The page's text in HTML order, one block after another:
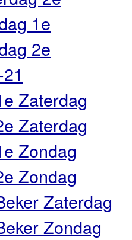
1e
2e
Zaterdag
Zaterdag
Zondag
Zondag
Zaterdag
Zondag